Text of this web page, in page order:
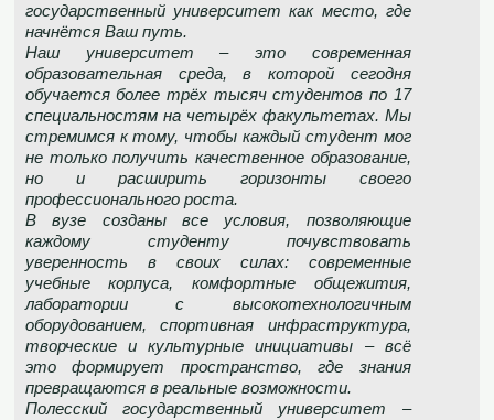
государственный университет как место, где
начнётся Ваш путь.
Наш университет – это современная
образовательная среда, в которой сегодня
обучается более трёх тысяч студентов по 17
специальностям на четырёх факультетах. Мы
стремимся к тому, чтобы каждый студент мог
не только получить качественное образование,
но и расширить горизонты своего
профессионального роста.
В вузе созданы все условия, позволяющие
каждому студенту почувствовать
уверенность в своих силах: современные
учебные корпуса, комфортные общежития,
лаборатории с высокотехнологичным
оборудованием, спортивная инфраструктура,
творческие и культурные инициативы – всё
это формирует пространство, где знания
превращаются в реальные возможности.
Полесский государственный университет –